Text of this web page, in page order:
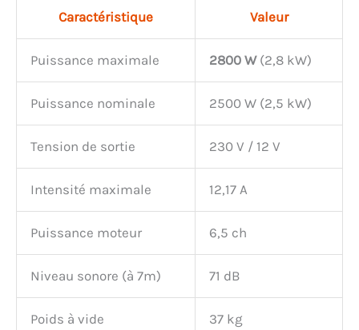
Caractéristique Valeur
Puissance maximale 2800 W(2,8 kW)
Puissance nominale 2500 W (2,5 kW)
Tension de sortie 230 V / 12 V
Intensité maximale 12,17 A
Puissance moteur 6,5 ch
Niveau sonore (à 7m) 71 dB
Poids à vide 37 kg